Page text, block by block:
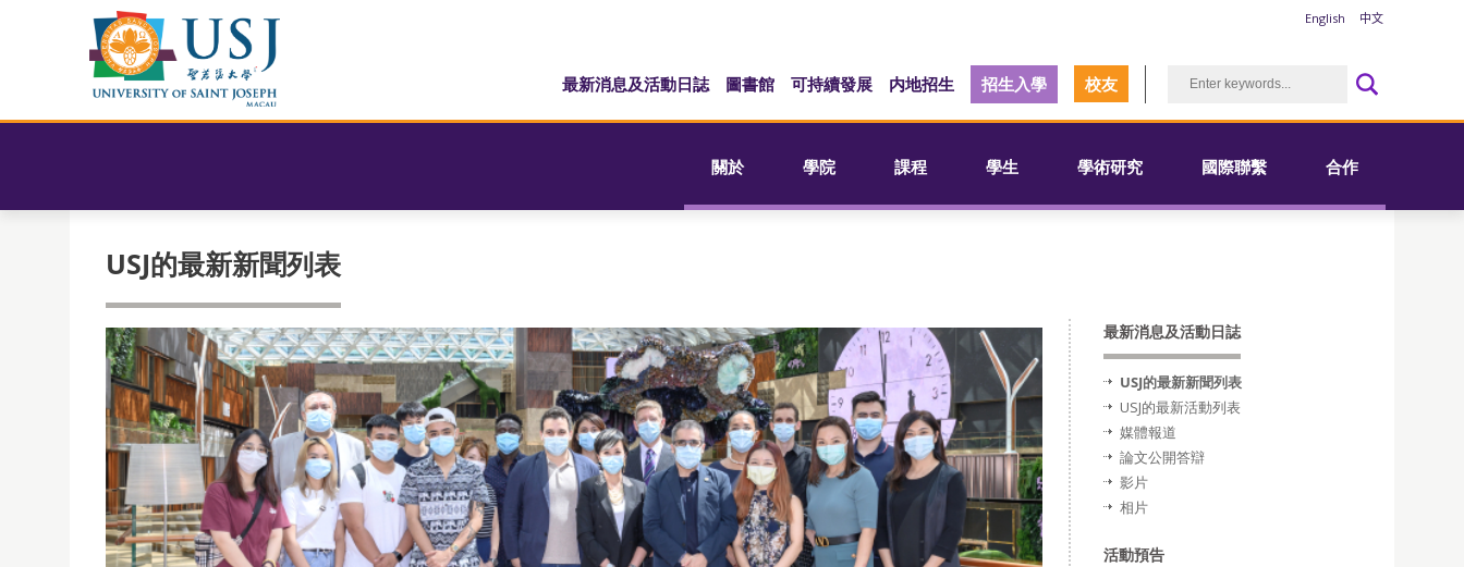
English 中文
最新消息及活動日誌 圖書館 可持續發展 内地招生 招生入學 校友
關於 學院 課程 學生 學術研究 國際聯繫 合作
USJ的最新新聞列表
最新消息及活動日誌
USJ的最新新聞列表
USJ的最新活動列表
媒體報道
論文公開答辯
影片
相片
活動預告